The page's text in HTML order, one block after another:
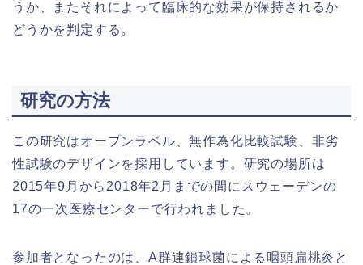
うか、またそれによって臨床的な効果が保持されるか
どうかを判定する。
研究の方法
この研究はオープンラベル、無作為化比較試験、非劣
性試験のデザインを採用しています。研究の場所は
2015年9月から2018年2月までの間にスウェーデンの
17の一次医療センターで行われました。
参加者となったのは、A群連鎖球菌による咽頭扁桃炎と